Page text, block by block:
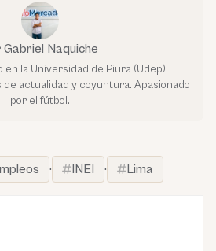
Gabriel Naquiche
en la Universidad de Piura (Udep).
de actualidad y coyuntura. Apasionado
por el fútbol.
· INEI · Lima